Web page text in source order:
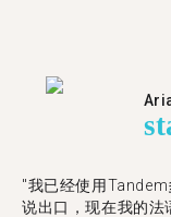
"​​我已经使用
说出口，现在我的法